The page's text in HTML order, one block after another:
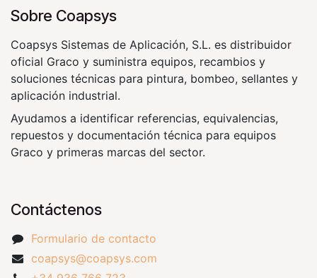
Sobre Coapsys
Coapsys Sistemas de Aplicación, S.L. es distribuidor
oficial Graco y suministra equipos, recambios y
soluciones técnicas para pintura, bombeo, sellantes y
aplicación industrial.
Ayudamos a identificar referencias, equivalencias,
repuestos y documentación técnica para equipos
Graco y primeras marcas del sector.
Contáctenos
Formulario de contacto
coapsys@coapsys.com